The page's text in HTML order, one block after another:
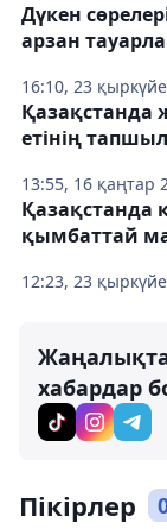
16:10, 23
Дүкен
арзан
13:55, 16 қаңтар
Қазақстанда
етінің
12:23, 23
Қазақстанда
қымбаттай
хабардар
Пікірлер